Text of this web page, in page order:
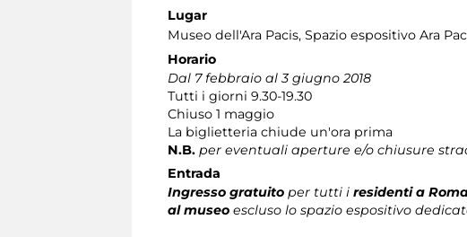
Lugar
Museo dell'Ara Pacis, Spazio espositivo Ara
Horario
Dal 7 febbraio al 3 giugno 2018
Tutti i giorni 9.30-19.30
Chiuso 1 maggio
La biglietteria chiude un'ora prima
N.B. per eventuali aperture e/o chiusure
Entrada
Ingresso gratuito per tutti i residenti a
al museo escluso lo spazio espositivo